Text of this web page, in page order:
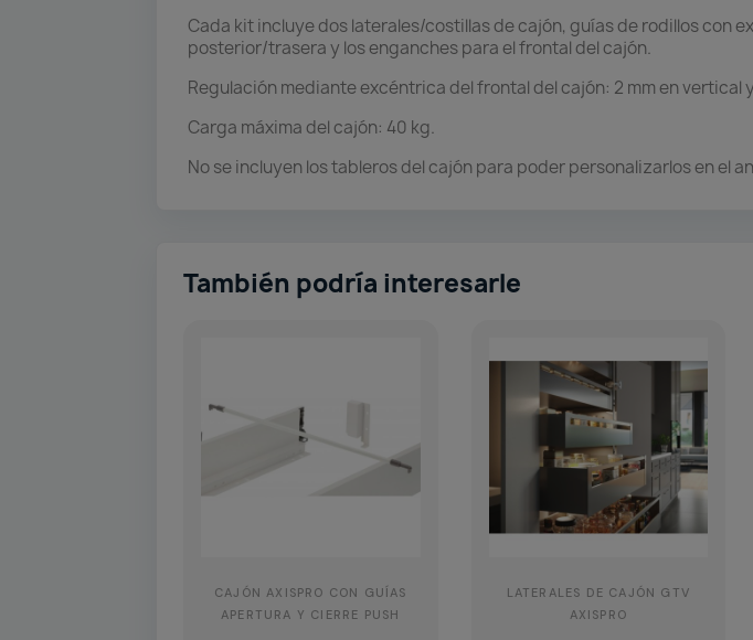
Cada kit incluye dos laterales/costillas de cajón, guías de rodillos con
posterior/trasera y los enganches para el frontal del cajón.
Regulación mediante excéntrica del frontal del cajón: 2 mm en vertical
Carga máxima del cajón: 40 kg.
No se incluyen los tableros del cajón para poder personalizarlos en el
También podría interesarle
CAJÓN AXISPRO CON GUÍAS
APERTURA Y CIERRE PUSH
LATERALES DE CAJÓN GTV
AXISPRO